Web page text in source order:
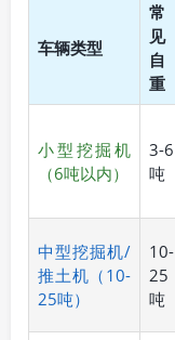
车辆类型
常
见
自
重
小型挖掘机
（6吨以内）
3-6
吨
中型挖掘机/
推土机（10-
25吨）
10-
25
吨